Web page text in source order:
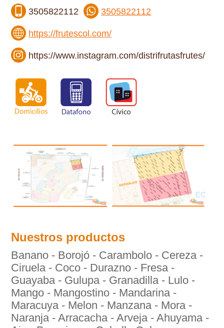
3505822112 3505822112
https://frutescol.com/
https://www.instagram.com/distrifrutasfrutes/
Nuestros productos
Banano - Borojó - Carambolo - Cereza -
Ciruela - Coco - Durazno - Fresa -
Guayaba - Gulupa - Granadilla - Lulo -
Mango - Mangostino - Mandarina -
Maracuya - Melon - Manzana - Mora -
Naranja - Arracacha - Arveja - Ahuyama -